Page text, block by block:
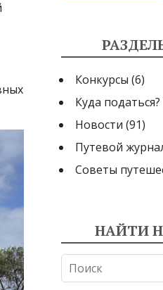
Конкурсы (6)
Куда податься?
Новости (91)
Путевой
Советы
НАЙТИ